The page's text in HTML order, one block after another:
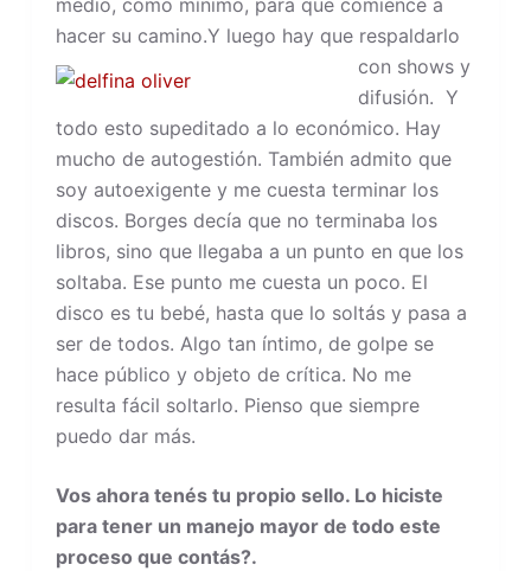
hacer su camino.Y luego hay que respaldarlo
con shows y
difusión. Y
todo esto supeditado a lo económico. Hay
mucho de autogestión. También admito que
soy autoexigente y me cuesta terminar los
discos. Borges decía que no terminaba los
libros, sino que llegaba a un punto en que los
soltaba. Ese punto me cuesta un poco. El
disco es tu bebé, hasta que lo soltás y pasa a
ser de todos. Algo tan íntimo, de golpe se
hace público y objeto de crítica. No me
resulta fácil soltarlo. Pienso que siempre
puedo dar más.
Vos ahora tenés tu propio sello. Lo hiciste
para tener un manejo mayor de todo este
proceso que contás?.